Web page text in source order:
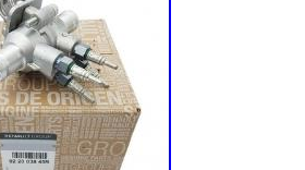
1k0121207t
1k0955453s
2-Rangée 2-Rangées
21060g2401 21060t5670
214104822r 214104eb0b